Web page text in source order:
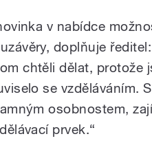
v nabídce
doplňuje
chtěli dělat, protože
se vzděláváním.
osobnostem,
prvek.“